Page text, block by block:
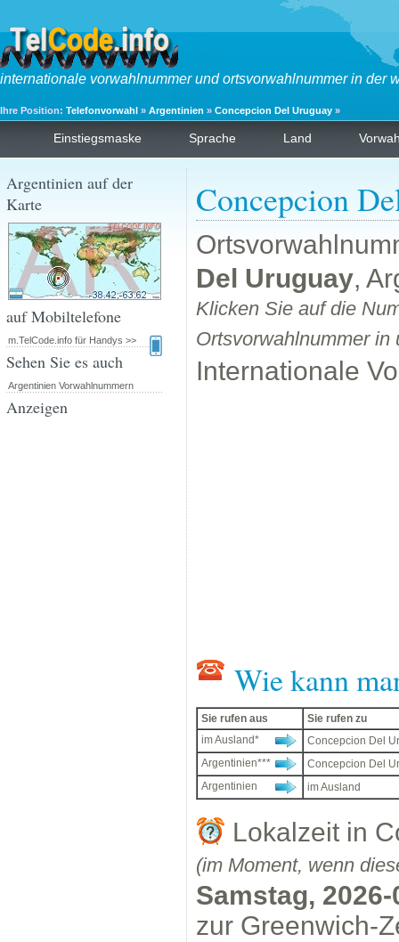
internationale vorwahlnummer und ortsvorwahlnummer in der
Ihre Position: Telefonvorwahl » Argentinien » Concepcion Del Uruguay »
Einstiegsmaske Sprache Land
Concepcion
Del Uruguay,
Klicken Sie auf die
Ortsvorwahlnummer in
Internationale
Wie kann
Sie rufen aus
Sie rufen zu
im Ausland*
Concepcion Del
Argentinien***
Concepcion Del
Argentinien
im Ausland
Lokalzeit in
(im Moment, wenn
Samstag,
zur Greenwich-
Argentinien auf der
Karte
auf Mobiltelefone
m.TelCode.info für Handys >>
Sehen Sie es auch
Argentinien Vorwahlnummern
Anzeigen